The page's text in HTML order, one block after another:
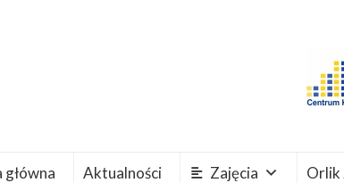
Aktualności Zajęcia Orlik